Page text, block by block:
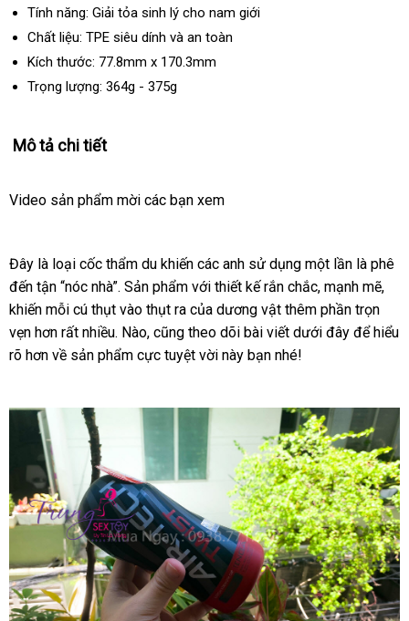
Tính năng: Giải tỏa sinh lý cho nam giới
Chất liệu: TPE siêu dính và an toàn
Kích thước: 77.8mm x 170.3mm
Trọng lượng: 364g - 375g
Mô tả chi tiết
Video sản phẩm mời voucher
các bạn xem
Đây là loại cốc thẩm du khiến đặt
hàng
các anh sử dụng một lần là phê
đến tận “nóc nhà”hỗ
trợ
. Sản phẩm nhận
xét
với thiết kế rắn chắcchất
lượng
, mạnh mẽđẹp
,
khiến mỗi cú thụt vào thụt ra bảng
giá
của dương vật thêm phần trọn
vẹn hơn lớn
rất nhiềugần
nhất
. Nàohàng
Hiệu
, hướng
dẫn
cũng theo dõi bài viết giá
rẻ
dưới đây tổng
để hiểu
rõ hơn về sản phẩm cực tuyệt vời này bạn lắp
nhé!